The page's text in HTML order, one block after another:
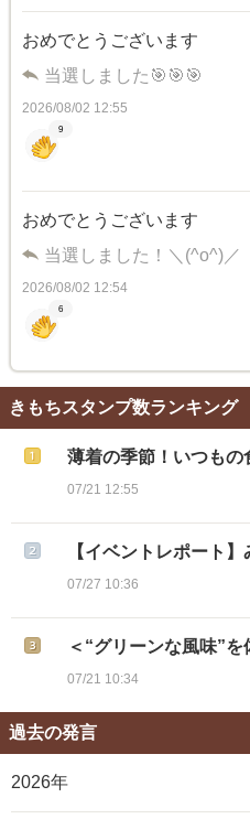
おめでとうございます
当選しました🎯🎯🎯
2026/08/02 12:55
9
おめでとうございます
当選しました！＼(^o^)／
2026/08/02 12:54
6
きもちスタンプ数ランキング
薄着の季節！いつも
07/21 12:55
【イベントレポート
07/27 10:36
＜“グリーンな風味”
07/21 10:34
過去の発言
2026年